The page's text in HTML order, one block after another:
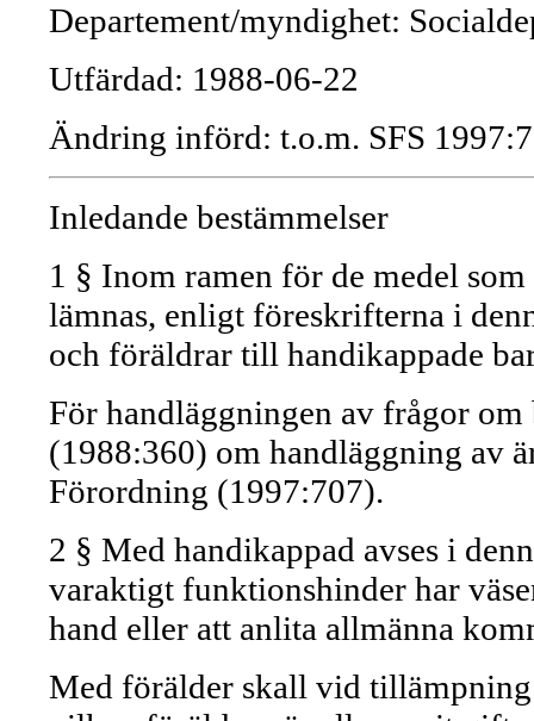
Departement/myndighet:
Utfärdad: 1988-06-22
Ändring införd: t.o.m. SFS
Inledande bestämmelser
1 § Inom ramen för de medel
lämnas, enligt föreskrifterna i
och föräldrar till handikappade
För handläggningen av frågor
(1988:360) om handläggning av
Förordning (1997:707).
2 § Med handikappad avses i
varaktigt funktionshinder har
hand eller att anlita allmänna
Med förälder skall vid